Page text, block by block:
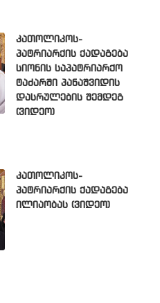
კათოლიკოს-
პატრიარქის ქადაგება
სიონის საპატრიარქო
ტაძარში პანაშვიდის
დასრულების შემდეგ
(ვიდეო)
კათოლიკოს-
პატრიარქის ქადაგება
ილიაობას (ვიდეო)